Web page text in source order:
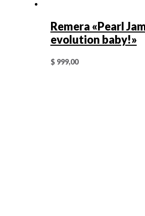
Remera «Pearl
evolution baby!»
$999,00